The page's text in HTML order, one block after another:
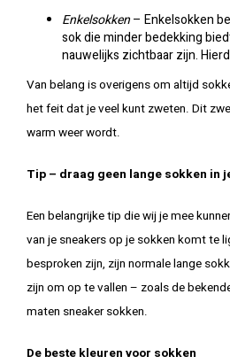
Enkelsokken– Enkelsokken
sok die minder bedekking
nauwelijks zichtbaar zijn.
Van belang is overigens om altijd
het feit dat je veel kunt zweten. Dit
warm weer wordt.
Tip – draag geen lange sokken in
Een belangrijke tip die wij je mee
van je sneakers op je sokken komt te
besproken zijn, zijn normale lange
zijn om op te vallen – zoals de
maten sneaker sokken.
De beste kleuren voor sokken